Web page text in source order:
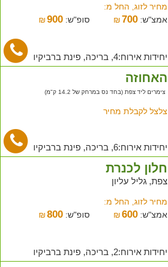
מחיר לזוג, החל מ:
אמצ"ש:
₪700 סופ"ש: ₪ 900
יחידות אירוח:4, בריכה, פינת ברביקיו
האחוזה
צימרים ליד צפת (בחד נס במרחק של 14.2 ק"מ)
צלצל לקבלת מחיר
יחידות אירוח:6, בריכה, פינת ברביקיו
חלון לכנרת
צפת, גליל עליון
מחיר לזוג, החל מ:
אמצ"ש:
₪600 סופ"ש: ₪ 800
יחידות אירוח:2, בריכה, פינת ברביקיו